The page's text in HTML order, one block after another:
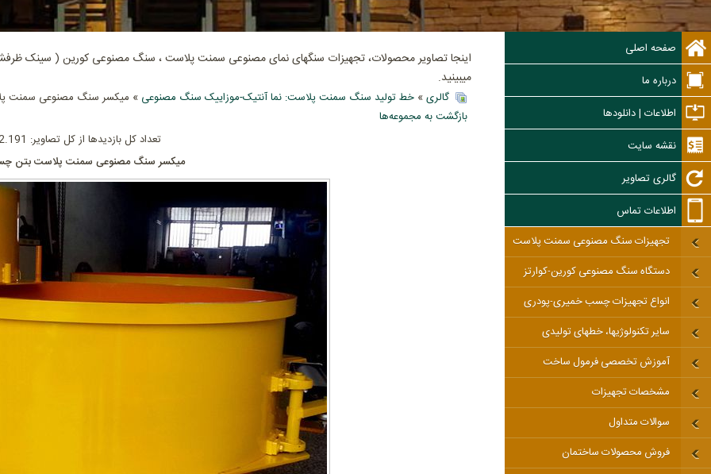
صفحه اصلی
درباره ما
اطلاعات | دانلودها
نقشه سایت
گالری تصاویر
اطلاعات تماس
تجهیزات سنگ مصنوعی سمنت پلاست
دستگاه سنگ مصنوعی کورین-کوارتز
انواع تجهیزات چسب خمیری-پودری
سایر تکنولوژیها، خطهای تولیدی
آموزش تخصصی فرمول ساخت
مشخصات تجهیزات
سوالات متداول
فروش محصولات ساختمان
اینجا تصاویر محصولات، تجهیزات سنگهای نمای مصنوعی سمنت پلاست ، سنگ مصنوعی کورین ( سینک
میبینید.
گالری» خط تولید سنگ سمنت پلاست: نما آنتیک-موزاییک سنگ مصنوعی » میکسر سنگ مصنوعی سمنت
بازگشت به مجموعه‌ها
تعداد کل بازدیدها از کل تصاویر: 602.191
میکسر سنگ مصنوعی سمنت پلاست بتن